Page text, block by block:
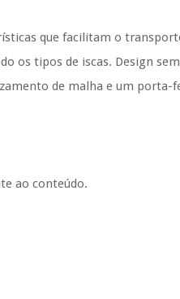
que facilitam o
os tipos de iscas. Design
de malha e um porta-
ao conteúdo.